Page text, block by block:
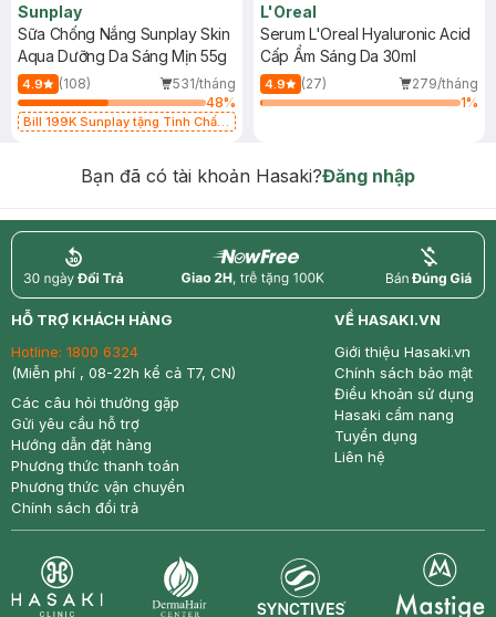
Sunplay
Sữa Chống Nắng Sunplay Skin
Aqua Dưỡng Da Sáng Mịn 55g
4.9 (108)
531/tháng
48%
Bill 199K Sunplay tặng Tinh Chất
L'Oreal
Serum L'Oreal Hyaluronic Acid
Cấp Ẩm Sáng Da 30ml
4.9 (27)
279/tháng
1%
Bạn đã có tài khoản Hasaki?Đăng nhập
return nowfree price
HỖ TRỢ KHÁCH HÀNG
Hotline: 1800 6324
(Miễn phí , 08-22h kể cả T7, CN)
Các câu hỏi thường gặp
Gửi yêu cầu hỗ trợ
Hướng dẫn đặt hàng
Phương thức thanh toán
Phương thức vận chuyển
Chính sách đổi trả
VỀ HASAKI.VN
Giới thiệu Hasaki.vn
Chính sách bảo mật
Điều khoản sử dụng
Hasaki cẩm nang
Tuyển dụng
Liên hệ